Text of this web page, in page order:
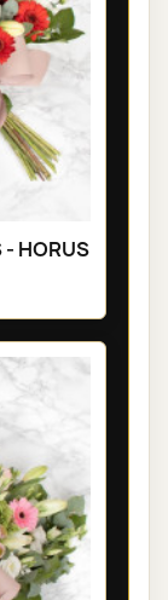
- HORUS